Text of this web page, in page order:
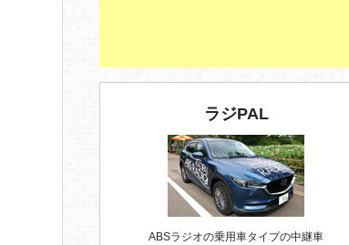
ラジPAL
ABSラジオの乗用車タイプの中継車